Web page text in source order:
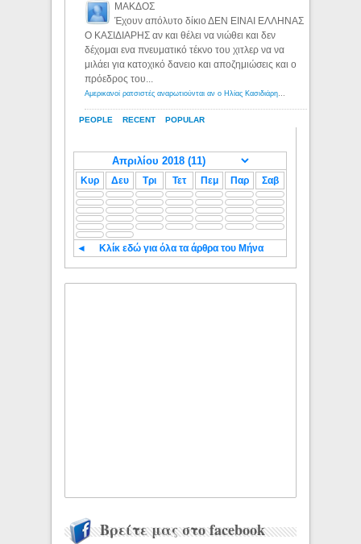
PEOPLE RECENT POPULAR
ΜΑΚΔΟΣ
Έχουν απόλυτο δίκιο ΔΕΝ ΕΙΝΑΙ ΕΛΛΗΝΑΣ
Ο ΚΑΣΙΔΙΑΡΗΣ αν και θέλει να νιώθει και δεν
δέχομαι ενα πνευματικό τέκνο του χιτλερ να να
μιλάει για κατοχικό δανειο και αποζημιώσεις και ο
πρόεδρος του...
Αμερικανοί ρατσιστές αναρωτιούνται αν ο Ηλίας Κασιδιάρης ανήκει στη λευκή φυλή... - Λόγιος Ερμής
Κυρ Δευ Τρι Τετ Πεμ Παρ Σαβ
◄ Κλίκ εδώ για όλα τα άρθρα του Μήνα
Βρείτε μας στο facebook